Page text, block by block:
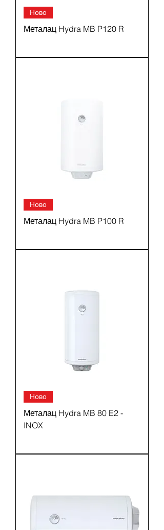
Ново
Металац Hydra MB P120 R
Ново
Металац Hydra MB P100 R
Ново
Металац Hydra MB 80 E2 -
INOX